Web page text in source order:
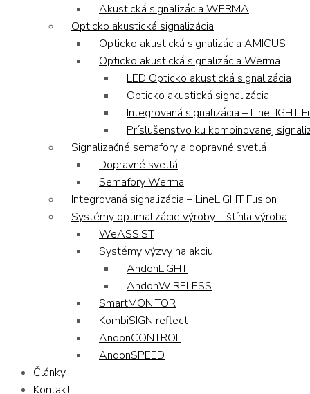
Akustická signalizácia WERMA
Opticko akustická signalizácia
Opticko akustická signalizácia AMICUS
Opticko akustická signalizácia Werma
LED Opticko akustická signalizácia
Opticko akustická signalizácia
Integrovaná signalizácia – LineLIGHT
Príslušenstvo ku kombinovanej
Signalizačné semafory a dopravné svetlá
Dopravné svetlá
Semafory Werma
Integrovaná signalizácia – LineLIGHT Fusion
Systémy optimalizácie výroby – štíhla výroba
WeASSIST
Systémy výzvy na akciu
AndonLIGHT
AndonWIRELESS
SmartMONITOR
KombiSIGN reflect
AndonCONTROL
AndonSPEED
Články
Kontakt